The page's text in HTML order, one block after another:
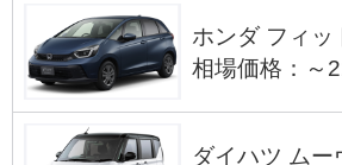
ホンダ フィッ
相場価格：～
ダイハツ ムー